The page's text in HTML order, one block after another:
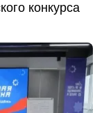
конкурса